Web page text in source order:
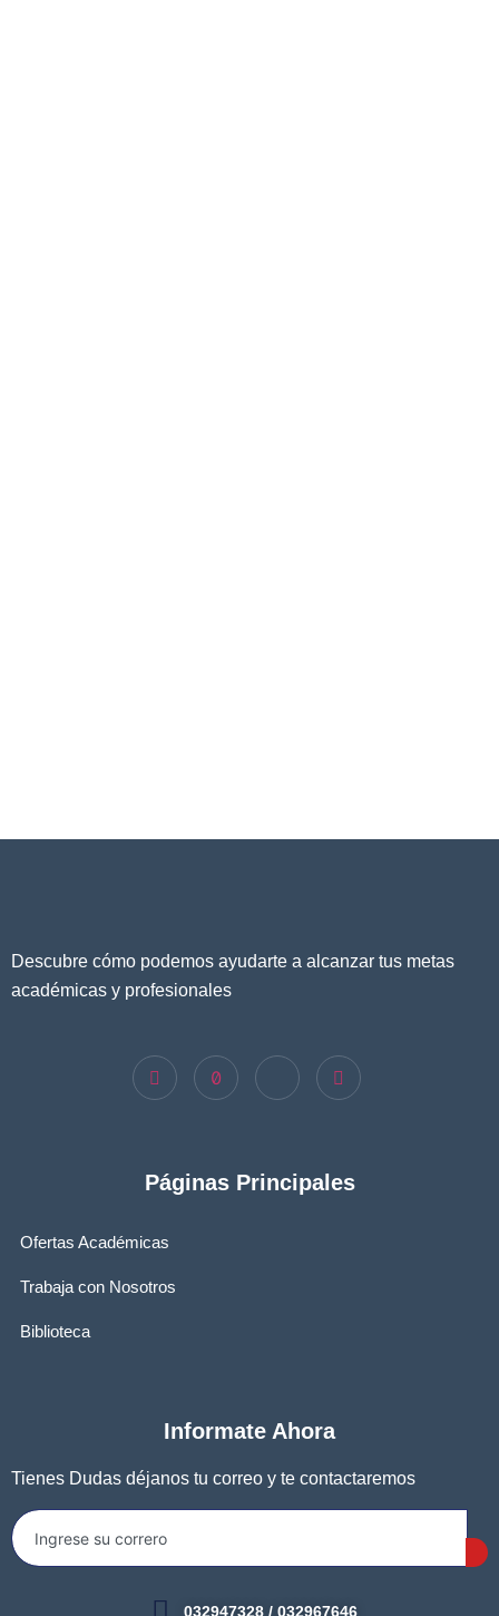
Descubre cómo podemos ayudarte a alcanzar tus metas
académicas y profesionales
Páginas Principales
Ofertas Académicas
Trabaja con Nosotros
Biblioteca
Informate Ahora
Tienes Dudas déjanos tu correo y te contactaremos
032947328 / 032967646